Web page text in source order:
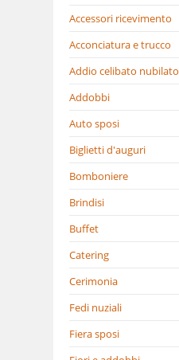
Accessori ricevimento
Acconciatura e trucco
Addio celibato nubilato
Addobbi
Auto sposi
Biglietti d'auguri
Bomboniere
Brindisi
Buffet
Catering
Cerimonia
Fedi nuziali
Fiera sposi